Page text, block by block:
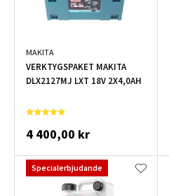
MAKITA
VERKTYGSPAKET MAKITA
DLX2127MJ LXT 18V 2X4,0AH
4 400,00 kr
Specialerbjudande